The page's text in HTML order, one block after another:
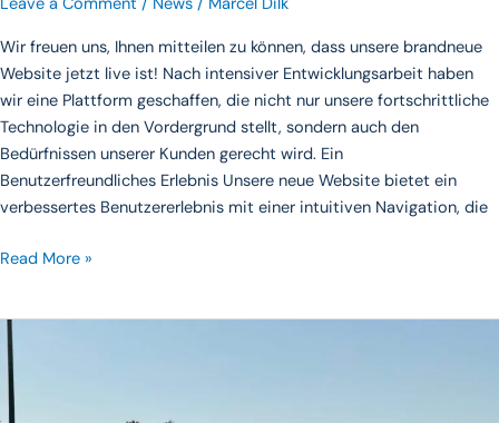
Wir freuen uns, Ihnen mitteilen zu können, dass unsere brandneue
Website jetzt live ist! Nach intensiver Entwicklungsarbeit haben
wir eine Plattform geschaffen, die nicht nur unsere fortschrittliche
Technologie in den Vordergrund stellt, sondern auch den
Bedürfnissen unserer Kunden gerecht wird. Ein
Benutzerfreundliches Erlebnis Unsere neue Website bietet ein
verbessertes Benutzererlebnis mit einer intuitiven Navigation, die
Read More »
AutoScan
Showroom
Now
Open